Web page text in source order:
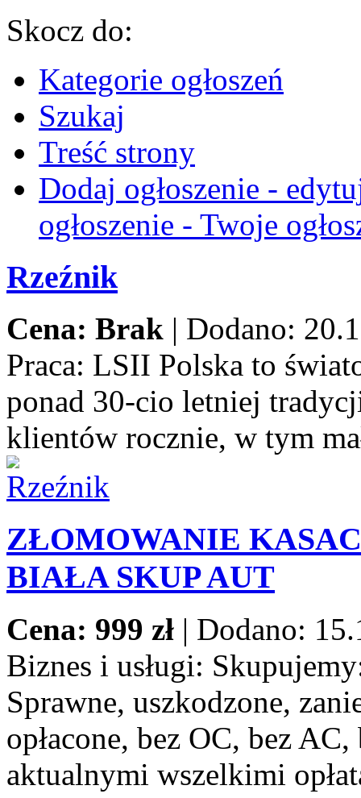
Skocz do:
Kategorie ogłoszeń
Szukaj
Treść strony
Dodaj ogłoszenie -
ogłoszenie - Twoje
Rzeźnik
Cena: Brak | Dodano:
Praca: LSII Polska to
ponad 30-cio letniej
klientów rocznie, w tym
ZŁOMOWANIE
BIAŁA SKUP AUT
Cena: 999 zł | Dodano:
Biznes i usługi:
Sprawne, uszkodzone,
opłacone, bez OC, bez
aktualnymi wszelkimi